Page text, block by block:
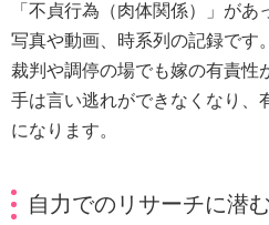
「不貞行為（肉体関係）」が
写真や動画、時系列の記録です
裁判や調停の場でも嫁の有責性
手は言い逃れができなくなり、
になります。
自力でのリサーチに潜